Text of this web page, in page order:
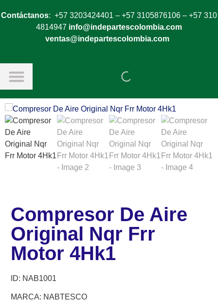
Contáctanos: +57 3203424401 – +57 3105876106 – +57 310
4814947 info@indepartescolombia.com
ventas@indepartescolombia.com
Compresor De Aire
Original Nqr Frr
Motor 4Hk1
ID: NAB1001
MARCA: NABTESCO